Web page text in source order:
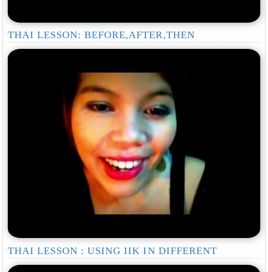
THAI LESSON: BEFORE,AFTER,THEN
THAI LESSON : USING IIK IN DIFFERENT